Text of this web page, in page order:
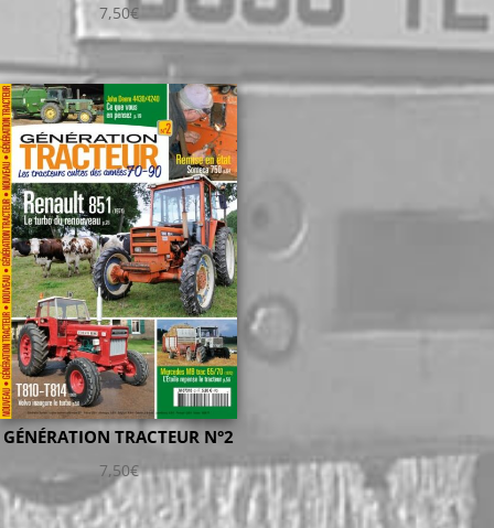
7,50€
GÉNÉRATION TRACTEUR N°2
7,50€